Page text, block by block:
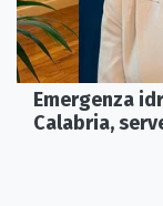
Emergenza
Calabria,